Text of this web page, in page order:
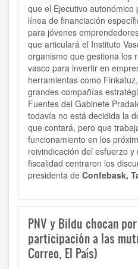
que el Ejecutivo
línea de financiación
para jóvenes
que articulará el Instituto
organismo que gestiona los
vasco para invertir en
herramientas como
grandes compañías
Fuentes del Gabinete
todavía no está decidida la
que contará, pero que
funcionamiento en los
reivindicación del esfuerzo
fiscalidad centraron los
presidenta de Confebask,
PNV y Bildu chocan
participación a las
Correo, El País)